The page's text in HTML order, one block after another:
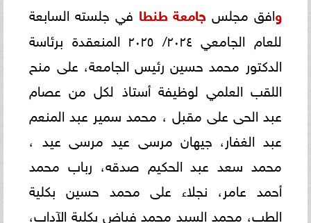
وافق مجلس جامعة طنطا في جلسته السابعة
للعام الجامعي ٢٠٢٤/ ٢٠٢٥ المنعقدة برئاسة
الدكتور محمد حسين رئيس الجامعة، على منح
اللقب العلمي لوظيفة أستاذ لكل من عصام
عبد الحى على مقبل ، محمد سمير عبد المنعم
عبد الغفار، جيهان مرسى عيد مرسى عيد ،
محمد سعد عبد الحكيم صدقه، رباب محمد
أحمد عامر، نجلاء على محمد حسين بكلية
الطب، محمد السيد محمد فياض بكلية الآداب،